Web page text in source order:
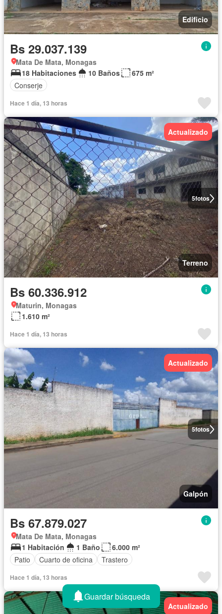
Edificio
Bs 29.037.139
Mata De Mata, Monagas
18 Habitaciones
10 Baños
675 m²
Conserje
Hace 1 día, 13 horas
5fotos
Actualizado
Terreno
Bs 60.336.912
Maturin, Monagas
1.610 m²
Hace 1 día, 13 horas
5fotos
Actualizado
Galpón
Bs 67.879.027
Mata De Mata, Monagas
1 Habitación
1 Baño
6.000 m²
Patio
Cuarto de oficina Trastero
Hace 1 día, 13 horas
Actualizado
Guardar búsqueda